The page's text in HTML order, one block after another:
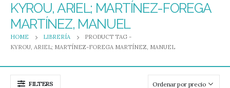
KYROU, ARIEL; MARTÍNEZ-FOREGA
MARTÍNEZ, MANUEL
HOME LIBRERÍA
PRODUCT TAG -
KYROU, ARIEL; MARTÍNEZ-FOREGA MARTÍNEZ, MANUEL
FILTERS